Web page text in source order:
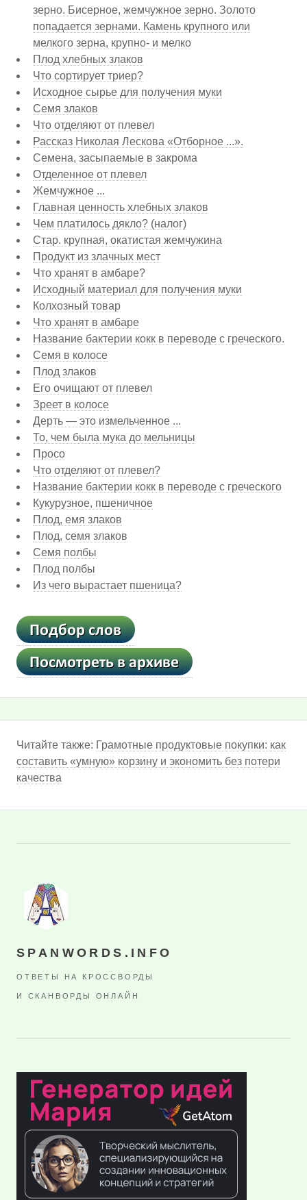
зерно. Бисерное, жемчужное зерно. Золото
попадается зернами. Камень крупного или
мелкого зерна, крупно- и мелко
Плод хлебных злаков
Что сортирует триер?
Исходное сырье для получения муки
Семя злаков
Что отделяют от плевел
Рассказ Николая Лескова «Отборное ...».
Семена, засыпаемые в закрома
Отделенное от плевел
Жемчужное ...
Главная ценность хлебных злаков
Чем платилось дякло? (налог)
Стар. крупная, окатистая жемчужина
Продукт из злачных мест
Что хранят в амбаре?
Исходный материал для получения муки
Колхозный товар
Что хранят в амбаре
Название бактерии кокк в переводе с греческого.
Семя в колосе
Плод злаков
Его очищают от плевел
Зреет в колосе
Дерть — это измельченное ...
То, чем была мука до мельницы
Просо
Что отделяют от плевел?
Название бактерии кокк в переводе с греческого
Кукурузное, пшеничное
Плод, емя злаков
Плод, семя злаков
Семя полбы
Плод полбы
Из чего вырастает пшеница?
Читайте также: Грамотные продуктовые покупки: как
составить «умную» корзину и экономить без потери
качества
SPANWORDS.INFO
ОТВЕТЫ НА КРОССВОРДЫ
И СКАНВОРДЫ ОНЛАЙН